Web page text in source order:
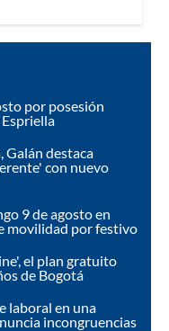
por posesión
Galán destaca
con nuevo
9 de agosto en
movilidad por festivo
el plan gratuito
de Bogotá
laboral en una
incongruencias